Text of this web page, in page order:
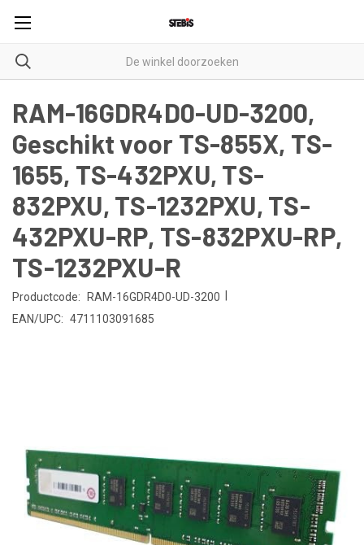
RAM-16GDR4D0-UD-3200,
Geschikt voor TS-855X, TS-
1655, TS-432PXU, TS-
832PXU, TS-1232PXU, TS-
432PXU-RP, TS-832PXU-RP,
TS-1232PXU-R
Productcode: RAM-16GDR4D0-UD-3200
EAN/UPC: 4711103091685